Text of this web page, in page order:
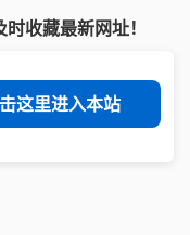
收藏最新网址！
这里进入本站